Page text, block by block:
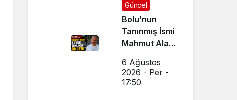
Güncel
Bolu’nun
Tanınmış İsmi
Mahmut Alan
Tehlikeyi
Önledi
6 Ağustos
2026 - Per -
17:50